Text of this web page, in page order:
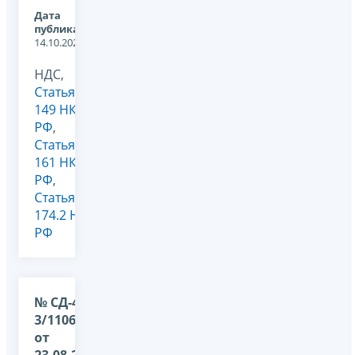
Дата
публикации:
14.10.2022
НДС,
Статья
149 НК
РФ,
Статья
161 НК
РФ,
Статья
174.2 НК
РФ
№ СД-4-
3/11068@
от